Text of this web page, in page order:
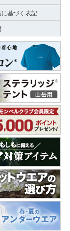
基づく表記